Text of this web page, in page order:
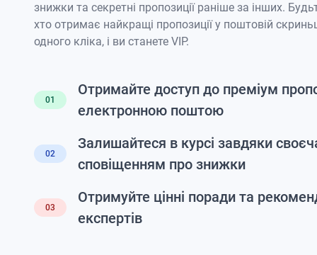
знижки та секретні пропозиції раніше за інших.
хто отримає найкращі пропозиції у поштовій
одного кліка, і ви станете VIP.
01
Отримайте доступ до преміум
електронною поштою
02
Залишайтеся в курсі завдяки
сповіщенням про знижки
03
Отримуйте цінні поради та
експертів